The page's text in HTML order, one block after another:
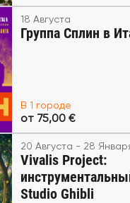
18 Августа
Группа Сплин в
В 1 городе
от 75,00 €
20 Августа - 28
Vivalis Project:
Studio Ghibli